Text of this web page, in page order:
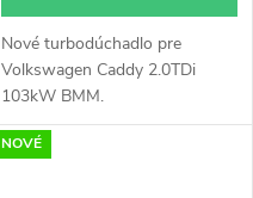
Nové turbodúchadlo pre
Volkswagen Caddy 2.0TDi
103kW BMM.
NOVÉ